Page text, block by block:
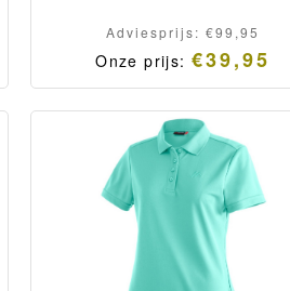
Adviesprijs:€99,95
Onze prijs:€39,95